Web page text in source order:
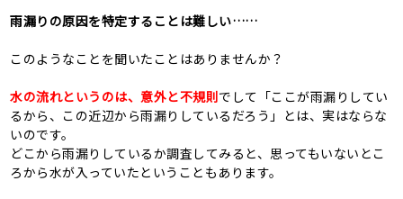
雨漏りの原因を特定することは難しい……
このようなことを聞いたことはありませんか？
水の流れというのは、意外と不規則でして「ここが雨漏りしてい
るから、この近辺から雨漏りしているだろう」とは、実はならな
いのです。
どこから雨漏りしているか調査してみると、思ってもいないとこ
ろから水が入っていたということもあります。